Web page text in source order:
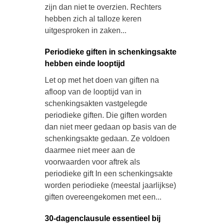
zijn dan niet te overzien. Rechters
hebben zich al talloze keren
uitgesproken in zaken...
Periodieke giften in schenkingsakte
hebben einde looptijd
Let op met het doen van giften na
afloop van de looptijd van in
schenkingsakten vastgelegde
periodieke giften. Die giften worden
dan niet meer gedaan op basis van de
schenkingsakte gedaan. Ze voldoen
daarmee niet meer aan de
voorwaarden voor aftrek als
periodieke gift In een schenkingsakte
worden periodieke (meestal jaarlijkse)
giften overeengekomen met een...
30-dagenclausule essentieel bij